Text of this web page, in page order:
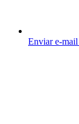
Enviar e-mail